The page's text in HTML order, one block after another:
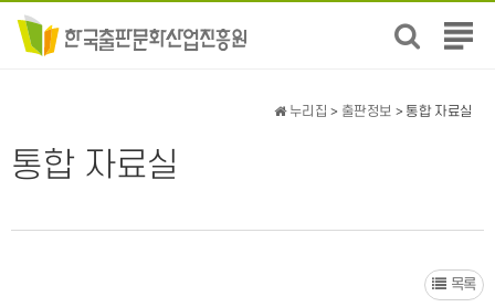
전
뉴
통합 자료실
누리집 > 출판정보 > 통합 자료실
목록